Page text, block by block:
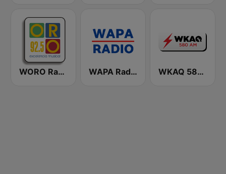
WORO Radio Oro 92.5 FM WAPA Radio WKAQ 580 AM